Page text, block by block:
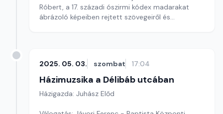
Róbert, a 17. századi ószirmi kódex madarakat
ábrázoló képeiben rejtett szövegeiről és
2025. 05. 03. szombat 17:04
Házimuzsika a Délibáb utcában
Házigazda: Juhász Előd